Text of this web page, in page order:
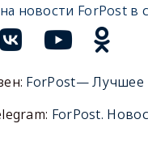
новости ForPost в
ForPost— Лучшее
ForPost.